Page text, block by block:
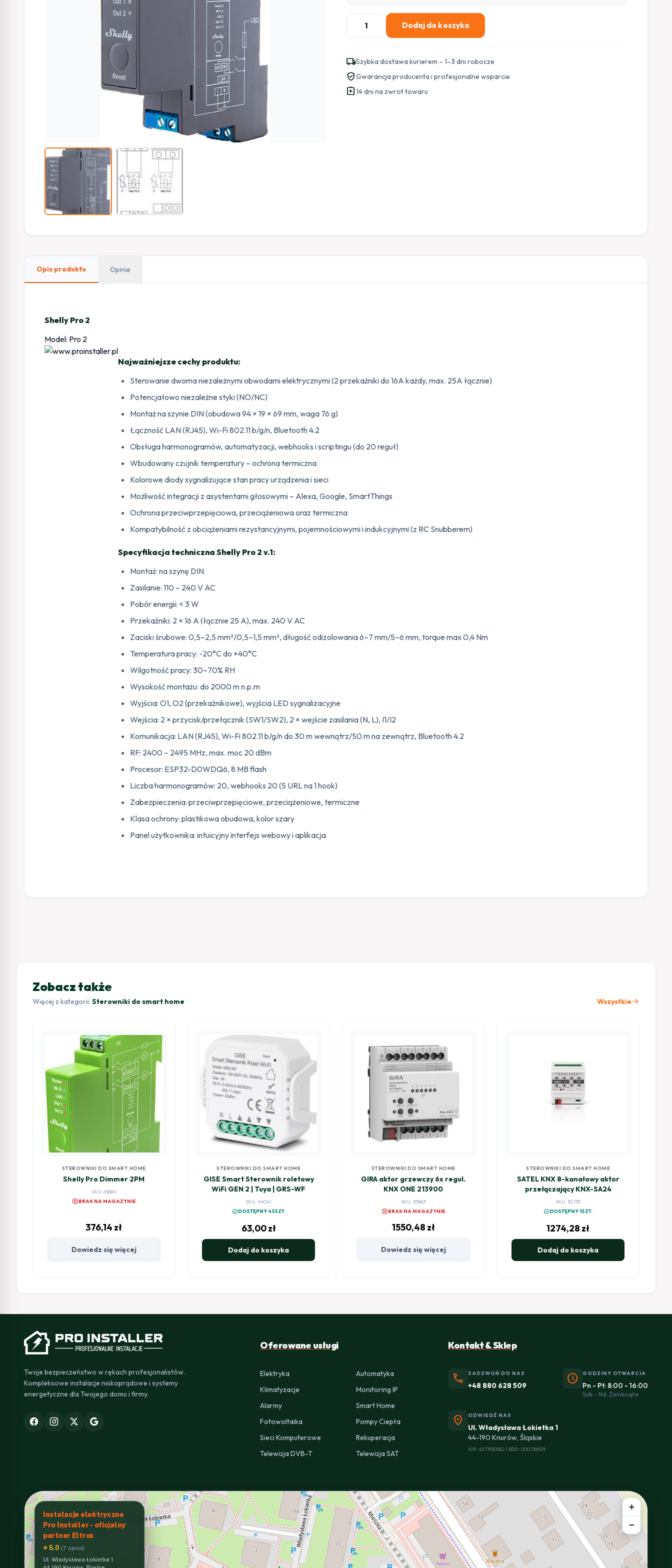
ilość
2
Dodaj do koszyka
local_shippingSzybka dostawa kurierem – 1–3 dni robocze
verified_userGwarancja producenta i profesjonalne wsparcie
assignment_return14 dni na zwrot towaru
Opis produktu Opinie
Shelly Pro 2
Model: Pro 2
Najważniejsze cechy produktu:
Sterowanie dwoma niezależnymi obwodami elektrycznymi (2 przekaźniki do 16A każdy, max. 25A łącznie)
Potencjałowo niezależne styki (NO/NC)
Montaż na szynie DIN (obudowa 94 × 19 × 69 mm, waga 76 g)
Łączność LAN (RJ45), Wi-Fi 802.11 b/g/n, Bluetooth 4.2
Obsługa harmonogramów, automatyzacji, webhooks i scriptingu (do 20 reguł)
Wbudowany czujnik temperatury – ochrona termiczna
Kolorowe diody sygnalizujące stan pracy urządzenia i sieci
Możliwość integracji z asystentami głosowymi – Alexa, Google, SmartThings
Ochrona przeciwprzepięciowa, przeciążeniowa oraz termiczna
Kompatybilność z obciążeniami rezystancyjnymi, pojemnościowymi i indukcyjnymi (z RC Snubberem)
Specyfikacja techniczna Shelly Pro 2 v.1:
Montaż: na szynę DIN
Zasilanie: 110 – 240 V AC
Pobór energii: < 3 W
Przekaźniki: 2 × 16 A (łącznie 25 A), max. 240 V AC
Zaciski śrubowe: 0,5–2,5 mm²/0,5–1,5 mm², długość odizolowania 6–7 mm/5–6 mm, torque max 0,4 Nm
Temperatura pracy: -20°C do +40°C
Wilgotność pracy: 30–70% RH
Wysokość montażu: do 2000 m n.p.m
Wyjścia: O1, O2 (przekaźnikowe), wyjścia LED sygnalizacyjne
Wejścia: 2 × przycisk/przełącznik (SW1/SW2), 2 × wejście zasilania (N, L), I1/I2
Komunikacja: LAN (RJ45), Wi-Fi 802.11 b/g/n do 30 m wewnątrz/50 m na zewnątrz, Bluetooth 4.2
RF: 2400 – 2495 MHz, max. moc 20 dBm
Procesor: ESP32-D0WDQ6, 8 MB flash
Liczba harmonogramów: 20, webhooks 20 (5 URL na 1 hook)
Zabezpieczenia: przeciwprzepięciowe, przeciążeniowe, termiczne
Klasa ochrony: plastikowa obudowa, kolor szary
Panel użytkownika: intuicyjny interfejs webowy i aplikacja
Zobacz także
Więcej z kategorii: Sterowniki do smart home Wszystkie arrow_forward
STEROWNIKI DO SMART HOME
Shelly Pro Dimmer 2PM
SKU: 65884
cancelBRAK NA MAGAZYNIE
376,14 zł
Dowiedz się więcej
STEROWNIKI DO SMART HOME
GISE Smart Sterownik roletowy
WiFi GEN 2 | Tuya | GRS-WF
SKU: 44041
check_circleDOSTĘPNY 43SZT.
63,00zł
Dodaj do koszyka
STEROWNIKI DO SMART HOME
GIRA aktor grzewczy 6x regul.
KNX ONE 213900
SKU: 33683
cancelBRAK NA MAGAZYNIE
1550,48 zł
Dowiedz się więcej
STEROWNIKI DO SMART HOME
SATEL KNX 8-kanałowy aktor
przełączający KNX-SA24
SKU: 32735
check_circleDOSTĘPNY 1SZT.
1274,28 zł
Dodaj do koszyka
Twoje bezpieczeństwo w rękach profesjonalistów.
Kompleksowe instalacje niskoprądowe i systemy
energetyczne dla Twojego domu i firmy.
Oferowane usługi
Elektryka
Automatyka
Klimatyzacje
Monitoring IP
Alarmy
Smart Home
Fotowoltaika
Pompy Ciepła
Sieci Komputerowe
Rekuperacja
Telewizja DVB-T
Telewizja SAT
Kontakt & Sklep
phone ZADZWOŃ DO NAS
+48 880 628 509 schedule GODZINY OTWARCIA
Pn - Pt: 8:00 - 16:00
Sob - Nd: Zamknięte
location_on ODWIEDŹ NAS
Ul. Władysława Łokietka 1
44-190 Knurów, Śląskie
NIP: 6271930582 | BDO: 000736929
Instalacje elektryczne
Pro Installer - oficjalny
partner Eltrox
⭐ 5.0 (7 opinii)
Ul. Władysława Łokietka 1
+
−